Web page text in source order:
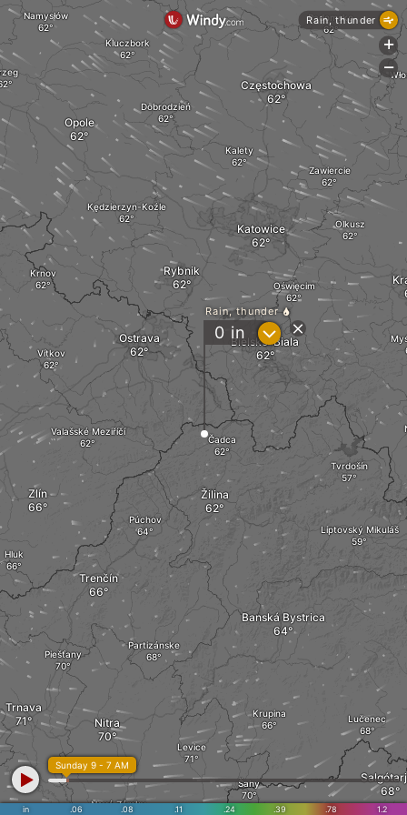
Tvrdošín
Liptovský Mikuláš
Púchov
Čadca
Žilina
Ostrava Bielsko-Biala
Oświęcim
Zawiercie
Olkusz
Dobrodzień
Kalety
Rybnik
Katowice
Hluk
Valašské Meziříčí
Vítkov
Zlín
Šahy
Lučenec
Levice
Partizánske
Krupina
Banská Bystrica
Opole
Kędzierzyn-Koźle
Krnov
Trenčín
Trnava
Piešťany
Nitra
Częstochowa
Radomsko
Namysłów
Kluczbork
Nové Zámky
Rain, thunder
0 in ?
in .06 .08 .11 .24 .39 .78 1.2
Sunday 9 - 7 AM
Rain, thunder
+
-